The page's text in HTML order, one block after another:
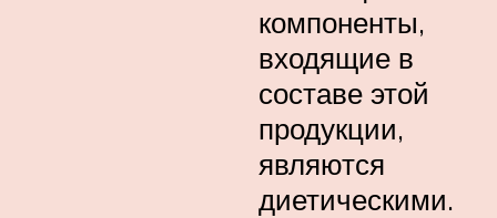
компоненты,
входящие в
составе этой
продукции,
являются
диетическими.